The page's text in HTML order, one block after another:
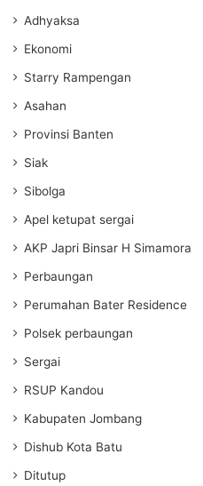
Adhyaksa
Ekonomi
Starry Rampengan
Asahan
Provinsi Banten
Siak
Sibolga
Apel ketupat sergai
AKP Japri Binsar H Simamora
Perbaungan
Perumahan Bater Residence
Polsek perbaungan
Sergai
RSUP Kandou
Kabupaten Jombang
Dishub Kota Batu
Ditutup